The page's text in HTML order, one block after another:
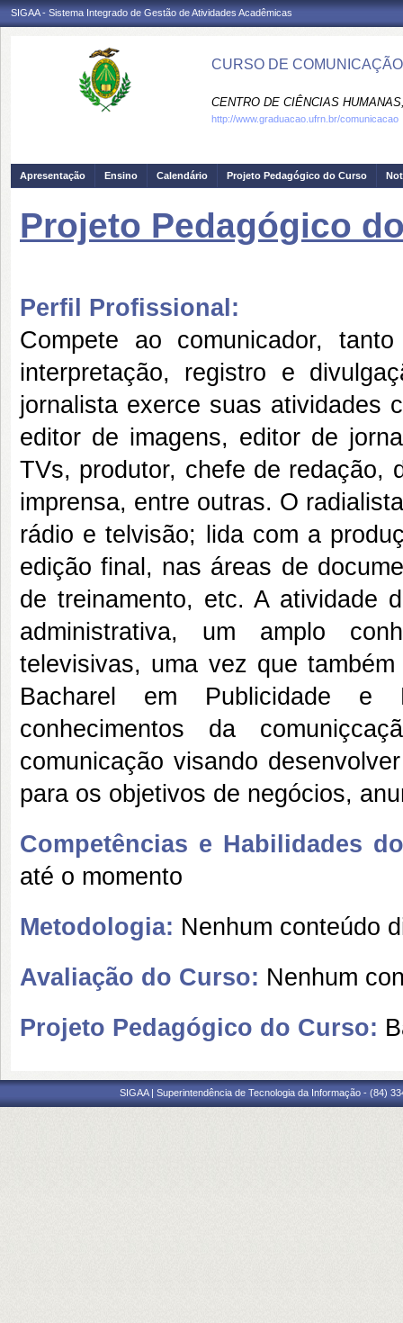
SIGAA - Sistema Integrado de Gestão de Atividades Acadêmicas
CURSO DE
CENTRO DE CIÊNCIAS
http://www.graduacao.ufrn.br/comunicacao
Apresentação Ensino Calendário Projeto Pedagógico do Curso
Projeto Pedagógico
Perfil Profissional:
Compete ao comunicador,
interpretação, registro e
jornalista exerce suas atividades
editor de imagens, editor de
TVs, produtor, chefe de redação,
imprensa, entre outras. O
rádio e telvisão; lida com a
edição final, nas áreas de
de treinamento, etc. A atividade
administrativa, um amplo
televisivas, uma vez que
Bacharel em Publicidade e
conhecimentos da
comunicação visando
para os objetivos de negócios,
Competências e Habilidades
até o momento
Metodologia: Nenhum conteúdo
Avaliação do Curso: Nenhum
Projeto Pedagógico do Curso:
SIGAA | Superintendência de Tecnologia da Informação - (84)